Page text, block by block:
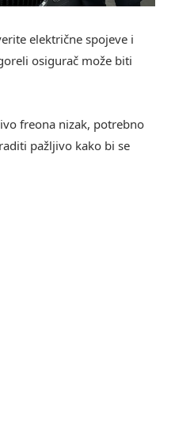
električne spojeve i
osigurač može biti
freona nizak, potrebno
pažljivo kako bi se